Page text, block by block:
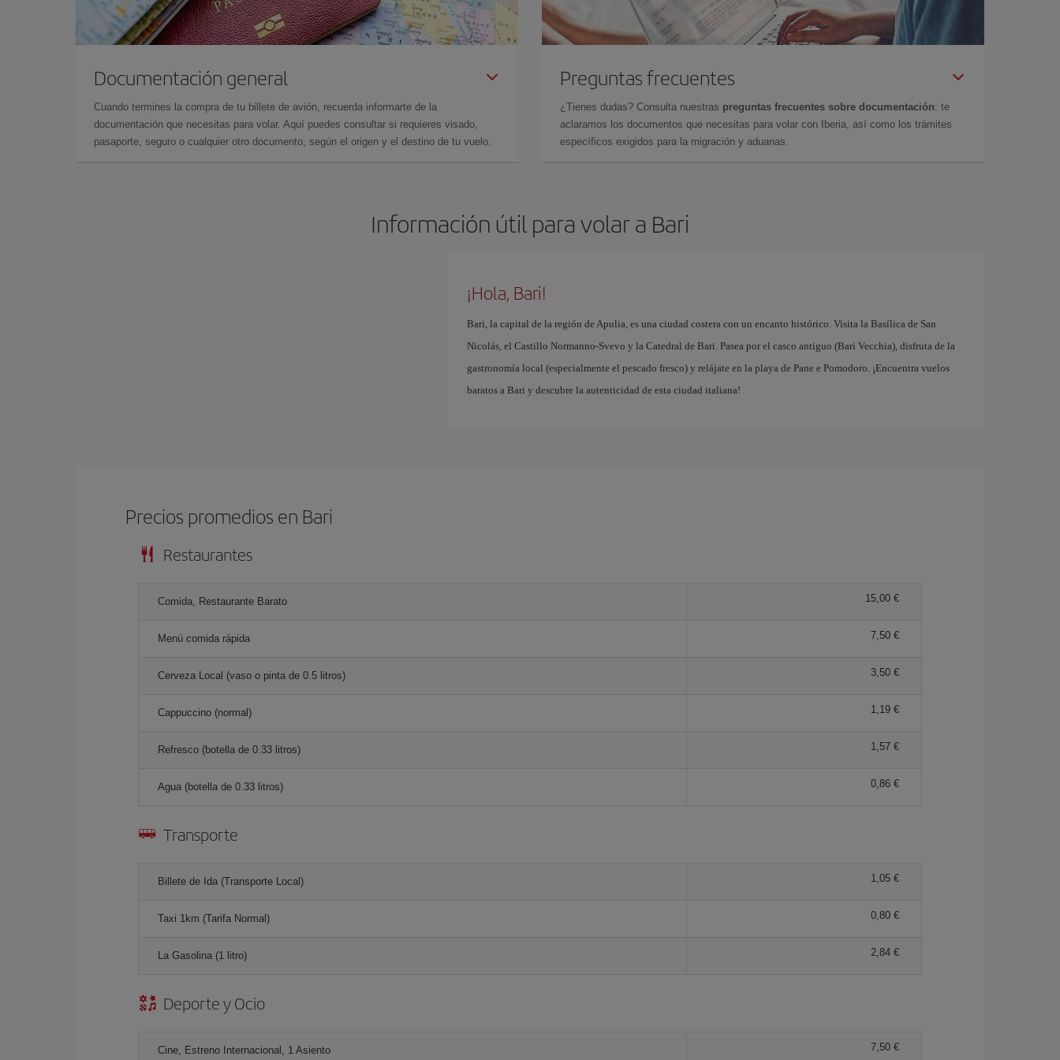
Documentación general
Cuando termines la compra de tu billete de avión, recuerda informarte de la
documentación que necesitas para volar. Aquí puedes consultar si requieres visado,
pasaporte, seguro o cualquier otro documento, según el origen y el destino de tu vuelo.
Preguntas frecuentes
¿Tienes dudas? Consulta nuestras preguntas frecuentes sobre documentación: te
aclaramos los documentos que necesitas para volar con Iberia, así como los trámites
específicos exigidos para la migración y aduanas.
Información útil para volar a Bari
¡Hola, Bari!
Bari, la capital de la región de Apulia, es una ciudad costera con un encanto histórico. Visita la Basílica de San
Nicolás, el Castillo Normanno-Svevo y la Catedral de Bari. Pasea por el casco antiguo (Bari Vecchia), disfruta de la
gastronomía local (especialmente el pescado fresco) y relájate en la playa de Pane e Pomodoro. ¡Encuentra vuelos
baratos a Bari y descubre la autenticidad de esta ciudad italiana!
Precios promedios en Bari
Restaurantes
Comida, Restaurante Barato 15,00 €
Menú comida rápida 7,50 €
Cerveza Local (vaso o pinta de 0.5 litros) 3,50 €
Cappuccino (normal) 1,19 €
Refresco (botella de 0.33 litros) 1,57 €
Agua (botella de 0.33 litros) 0,86 €
Transporte
Billete de Ida (Transporte Local) 1,05 €
Taxi 1km (Tarifa Normal) 0,80 €
La Gasolina (1 litro) 2,84 €
Deporte y Ocio
Cine, Estreno Internacional, 1 Asiento 7,50 €